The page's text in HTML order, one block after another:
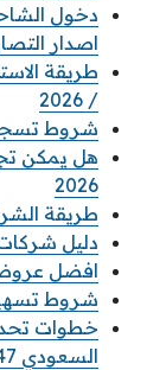
اصدار
/ 2026
شروط
هل يمكن
2026
طريقة
دليل شركات
افضل عروض
شروط تسهيل اكسترا
خطوات
السعودي 1447 / 2026